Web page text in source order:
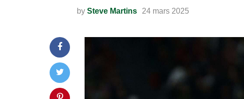
by Steve Martins 24 mars 2025